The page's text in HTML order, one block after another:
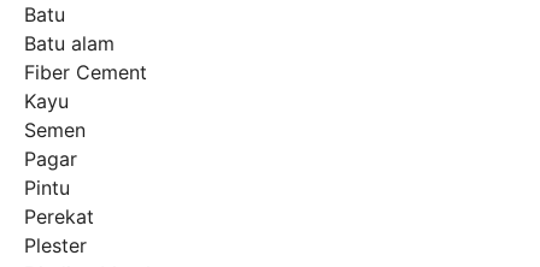
Batu
Batu alam
Fiber Cement
Kayu
Semen
Pagar
Pintu
Perekat
Plester